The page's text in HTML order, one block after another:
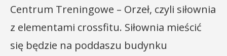
Centrum Treningowe – Orzeł, czyli siłownia
z elementami crossfitu. Siłownia mieścić
się będzie na poddaszu budynku